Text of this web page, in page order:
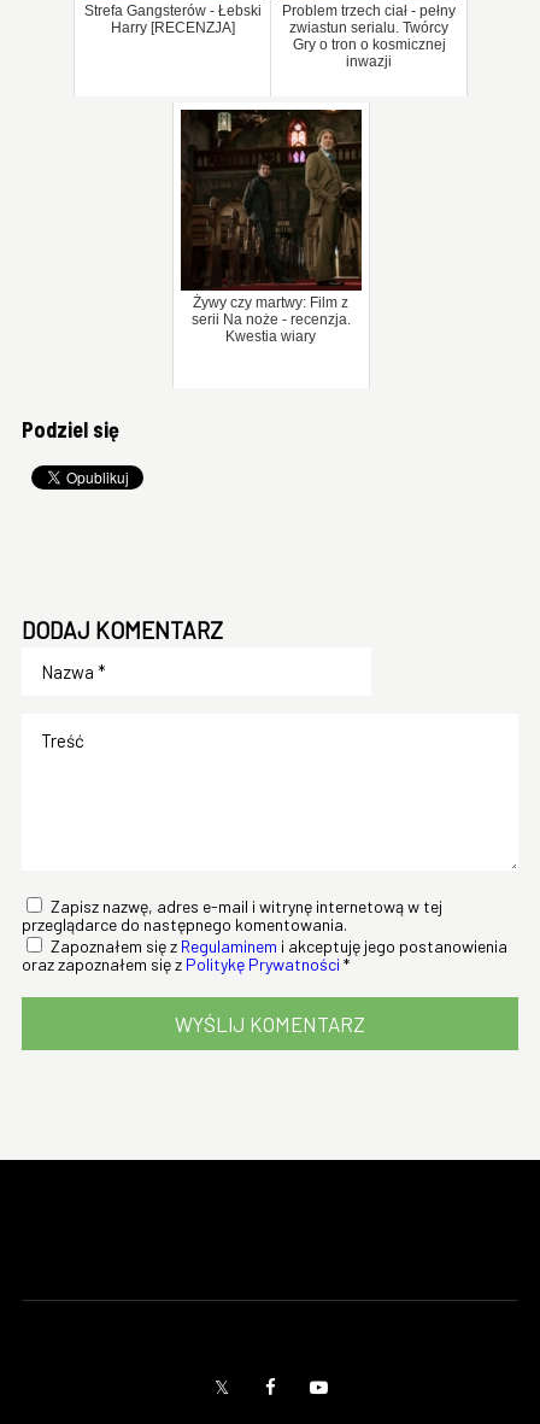
Strefa Gangsterów - Łebski
Harry [RECENZJA]
Problem trzech ciał - pełny
zwiastun serialu. Twórcy
Gry o tron o kosmicznej
inwazji
Żywy czy martwy: Film z
serii Na noże - recenzja.
Kwestia wiary
Podziel się
DODAJ KOMENTARZ
Zapisz nazwę, adres e-mail i witrynę internetową w tej
przeglądarce do następnego komentowania.
Zapoznałem się z Regulaminem i akceptuję jego postanowienia
oraz zapoznałem się z Politykę Prywatności *